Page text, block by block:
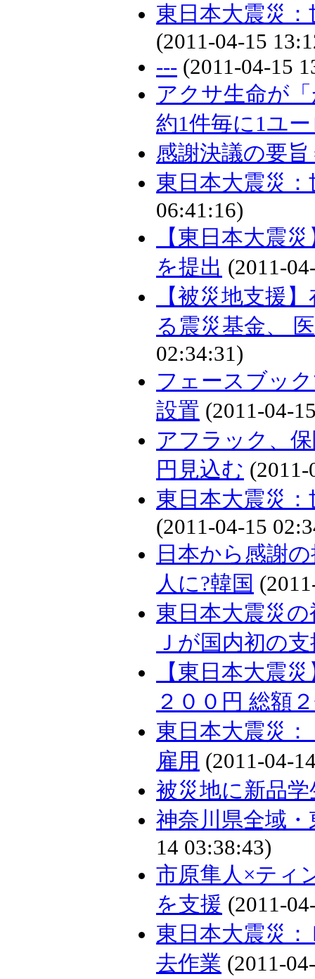
東日本大震災
(2011-04-15
--- (2011-04-15
アクサ生命が
約1件毎に1ユ
感謝決議の要
東日本大震災
06:41:16)
【東日本大震
を提出 (2011-
【被災地支援
る震災基金、
02:34:31)
フェースブッ
設置 (2011-04-
アフラック、
円見込む
東日本大震災
(2011-04-15
日本から感謝
人に?韓国
東日本大震災
Ｊが国内初の
【東日本大震
２００円 総額
東日本大震災
雇用 (2011-04-
被災地に新品
神奈川県全域
14 03:38:43)
市原隼人×ティ
を支援 (2011-
東日本大震災
去作業 (2011-